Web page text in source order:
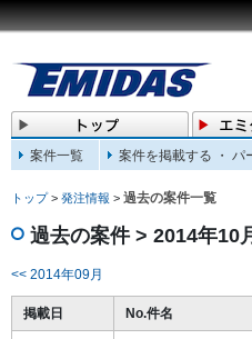
案件一覧 案件を掲載する ・ パ
トップ> 発注情報 > 過去の案件一覧
過去の案件 > 2014年10
<< 2014年09月
掲載日 No.件名